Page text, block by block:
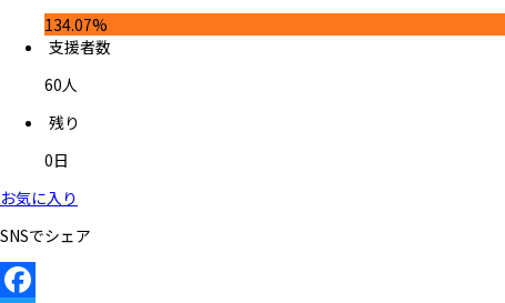
134.07%
支援者数
60人
残り
0日
お気に入り
SNSでシェア